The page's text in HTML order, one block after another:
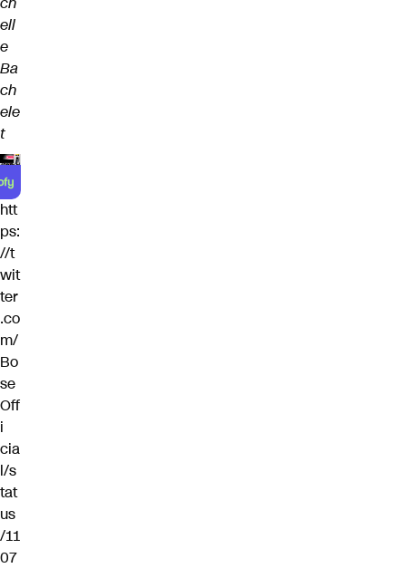
ell
e
Ba
ch
ele
t
htt
ps:
//t
wit
ter
.co
m/
Bo
se
Off
i
cia
l/s
tat
us
/11
07